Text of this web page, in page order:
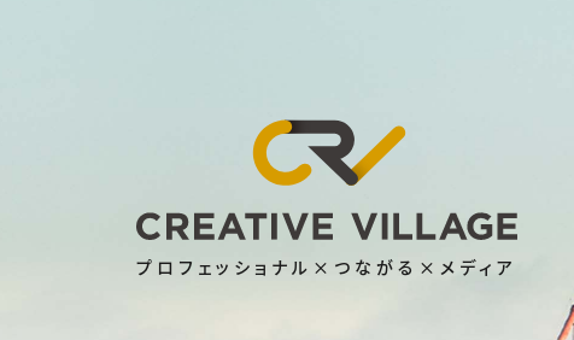
プロフェッショナル×つながる×メディア